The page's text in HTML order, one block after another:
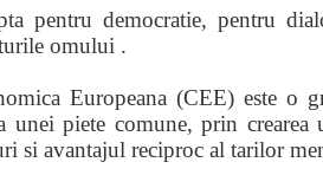
pentru democratie, pentru
omului .
Europeana (CEE) este o
unei piete comune, prin
si avantajul reciproc al tarilor